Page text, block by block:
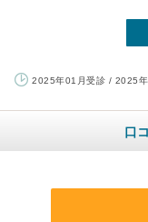
2025年01月受診 / 2025
口